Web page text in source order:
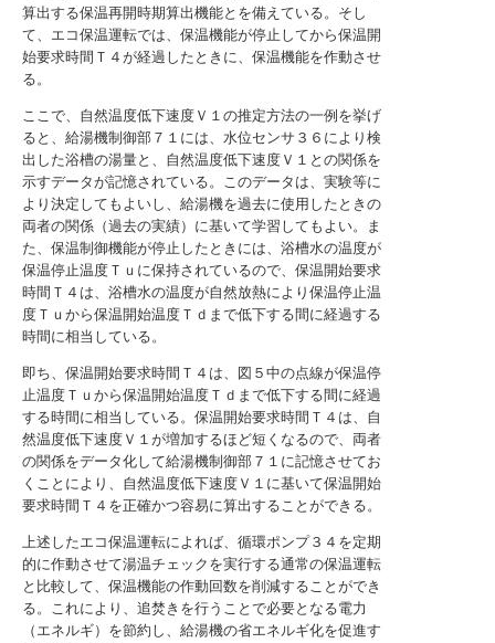
算出する保温再開時期算出機能とを備えている。そし
て、エコ保温運転では、保温機能が停止してから保温開
始要求時間Ｔ４が経過したときに、保温機能を作動させ
る。
ここで、自然温度低下速度Ｖ１の推定方法の一例を挙げ
ると、給湯機制御部７１には、水位センサ３６により検
出した浴槽の湯量と、自然温度低下速度Ｖ１との関係を
示すデータが記憶されている。このデータは、実験等に
より決定してもよいし、給湯機を過去に使用したときの
両者の関係（過去の実績）に基いて学習してもよい。ま
た、保温制御機能が停止したときには、浴槽水の温度が
保温停止温度Ｔｕに保持されているので、保温開始要求
時間Ｔ４は、浴槽水の温度が自然放熱により保温停止温
度Ｔｕから保温開始温度Ｔｄまで低下する間に経過する
時間に相当している。
即ち、保温開始要求時間Ｔ４は、図５中の点線が保温停
止温度Ｔｕから保温開始温度Ｔｄまで低下する間に経過
する時間に相当している。保温開始要求時間Ｔ４は、自
然温度低下速度Ｖ１が増加するほど短くなるので、両者
の関係をデータ化して給湯機制御部７１に記憶させてお
くことにより、自然温度低下速度Ｖ１に基いて保温開始
要求時間Ｔ４を正確かつ容易に算出することができる。
上述したエコ保温運転によれば、循環ポンプ３４を定期
的に作動させて湯温チェックを実行する通常の保温運転
と比較して、保温機能の作動回数を削減することができ
る。これにより、追焚きを行うことで必要となる電力
（エネルギ）を節約し、給湯機の省エネルギ化を促進す